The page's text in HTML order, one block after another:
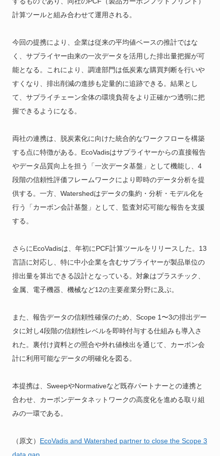
計算ツールと組み合わせて運用される。
今回の提携により、企業は従来の平均値ベースの推計ではな
く、サプライヤー由来の一次データを活用した排出量把握が可
能となる。これにより、調達部門は低炭素な購買判断を行いや
すくなり、排出削減の進捗も定量的に追跡できる。結果とし
て、サプライチェーン全体の環境負荷をより正確かつ透明に把
握できるようになる。
両社の連携は、脱炭素化に向けた統合的なワークフローを構築
する点に特徴がある。EcoVadisはサプライヤーからの直接報告
やデータ品質向上を担う「一次データ基盤」として機能し、4
段階の信頼性評価フレームワークにより即時のデータ分析を提
供する。一方、Watershedはデータの集約・分析・モデル化を
行う「カーボン会計基盤」として、監査対応可能な報告を支援
する。
さらにEcoVadisは、年初にPCF計算ツールをリリースした。13
言語に対応し、特に中小企業を含むサプライヤーが製品単位の
排出量を算出できる設計となっている。対象はプラスチック、
金属、電子機器、機械など12の主要産業分野に及ぶ。
また、報告データの信頼性確保のため、Scope 1〜3の排出デー
タに対し4段階の信頼性レベルを即時付与する仕組みも導入さ
れた。裏付け資料との照合や外れ値検出を通じて、カーボン会
計に利用可能なデータの明確化を図る。
本提携は、SweepやNormativeなど既存パートナーとの連携と
合わせ、カーボンデータネットワークの高度化を進める取り組
みの一環である。
（原文） EcoVadis and Watershed partner to close the Scope 3
data gap